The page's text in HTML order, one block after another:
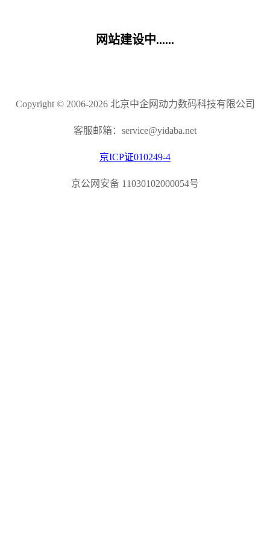
网站建设中......
Copyright © 2006-2026 北京中企网动力数码科技有限公司
客服邮箱：service@yidaba.net
京ICP证010249-4
京公网安备 11030102000054号